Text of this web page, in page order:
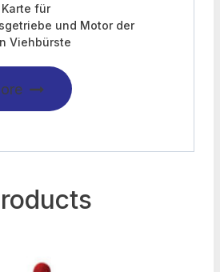
für
und Motor der
Viehbürste